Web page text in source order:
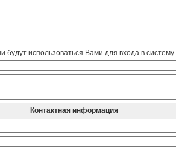
использоваться Вами для входа в систему.
Контактная информация